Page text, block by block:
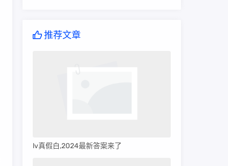
推荐文章
lv真假白,2024最新答案来了